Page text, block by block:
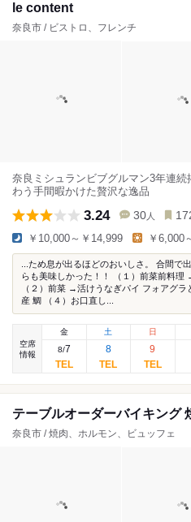
le content
奈良市 / ビストロ、フレンチ
奈良ミシュランビブグルマン3年連
わう手間暇かけた贅沢な逸品
3.24 30 人
￥10,000～￥14,999 ￥6,000
...ため息が出るほどのおいしさ。 合間で
らも美味しかった！！ （１）前菜前料理
（２）前菜 →活けうなぎパイ フォアグ
産 鯛 （４）お口直し...
空席
情報
金
8/7
土
8
日
9
テーブルオーダーバイキング
奈良市 / 焼肉、ホルモン、ビュッフェ